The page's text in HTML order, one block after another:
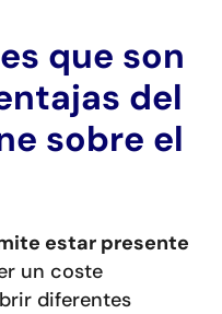
que son
del
sobre el
estar presente
un coste
diferentes